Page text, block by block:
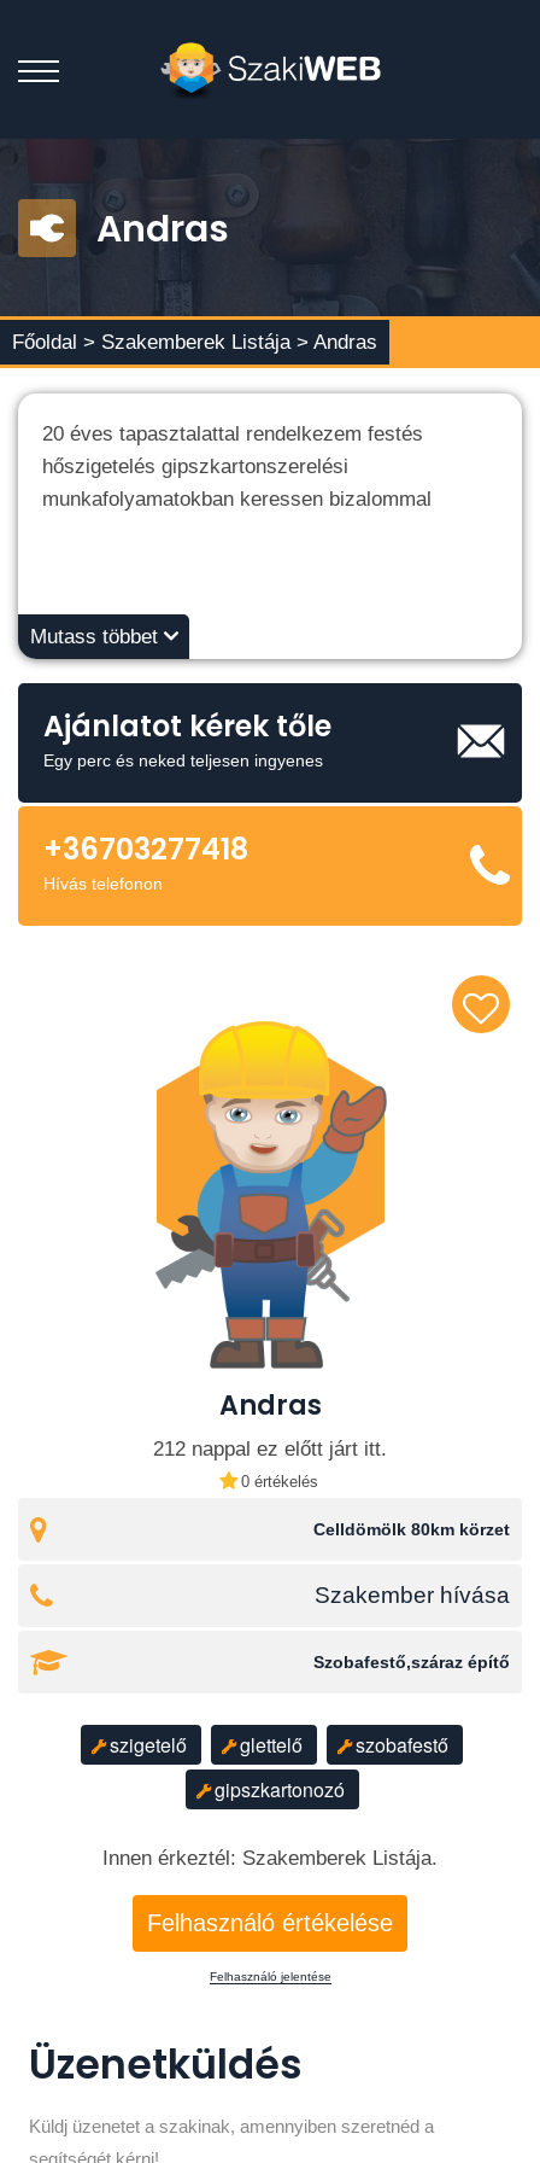
Andras
Főoldal > Szakemberek Listája > Andras
20 éves tapasztalattal rendelkezem festés
hőszigetelés gipszkartonszerelési
munkafolyamatokban keressen bizalommal
Mutass többet
Ajánlatot kérek tőle
Egy perc és neked teljesen ingyenes
+36703277418
Hívás telefonon
Andras
212 nappal ez előtt járt itt.
0 értékelés
Celldömölk 80km körzet
Szakember hívása
Szobafestő,száraz építő
szigetelő glettelő
szobafestő
gipszkartonozó
Innen érkeztél: Szakemberek Listája.
Felhasználó értékelése
Felhasználó jelentése
Üzenetküldés
Küldj üzenetet a szakinak, amennyiben szeretnéd a
segítségét kérni!